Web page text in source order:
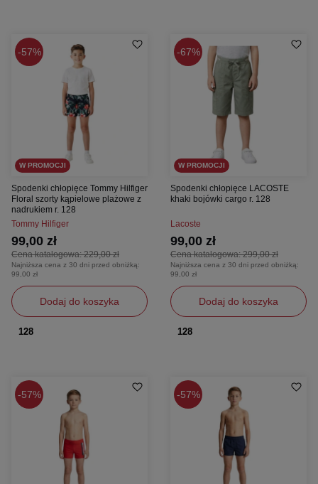
57%
W PROMOCJI
Spodenki chłopięce Tommy Hilfiger
Floral szorty kąpielowe plażowe z
nadrukiem r. 128
Tommy Hilfiger
Cena katalogowa:229,00 zł
99,00 zł
Najniższa cena z 30 dni przed obniżką:
99,00 zł
Dodaj do koszyka
128
67%
W PROMOCJI
Spodenki chłopięce LACOSTE
khaki bojówki cargo r. 128
Lacoste
Cena katalogowa:299,00 zł
99,00 zł
Najniższa cena z 30 dni przed obniżką:
99,00 zł
Dodaj do koszyka
128
57% 57%